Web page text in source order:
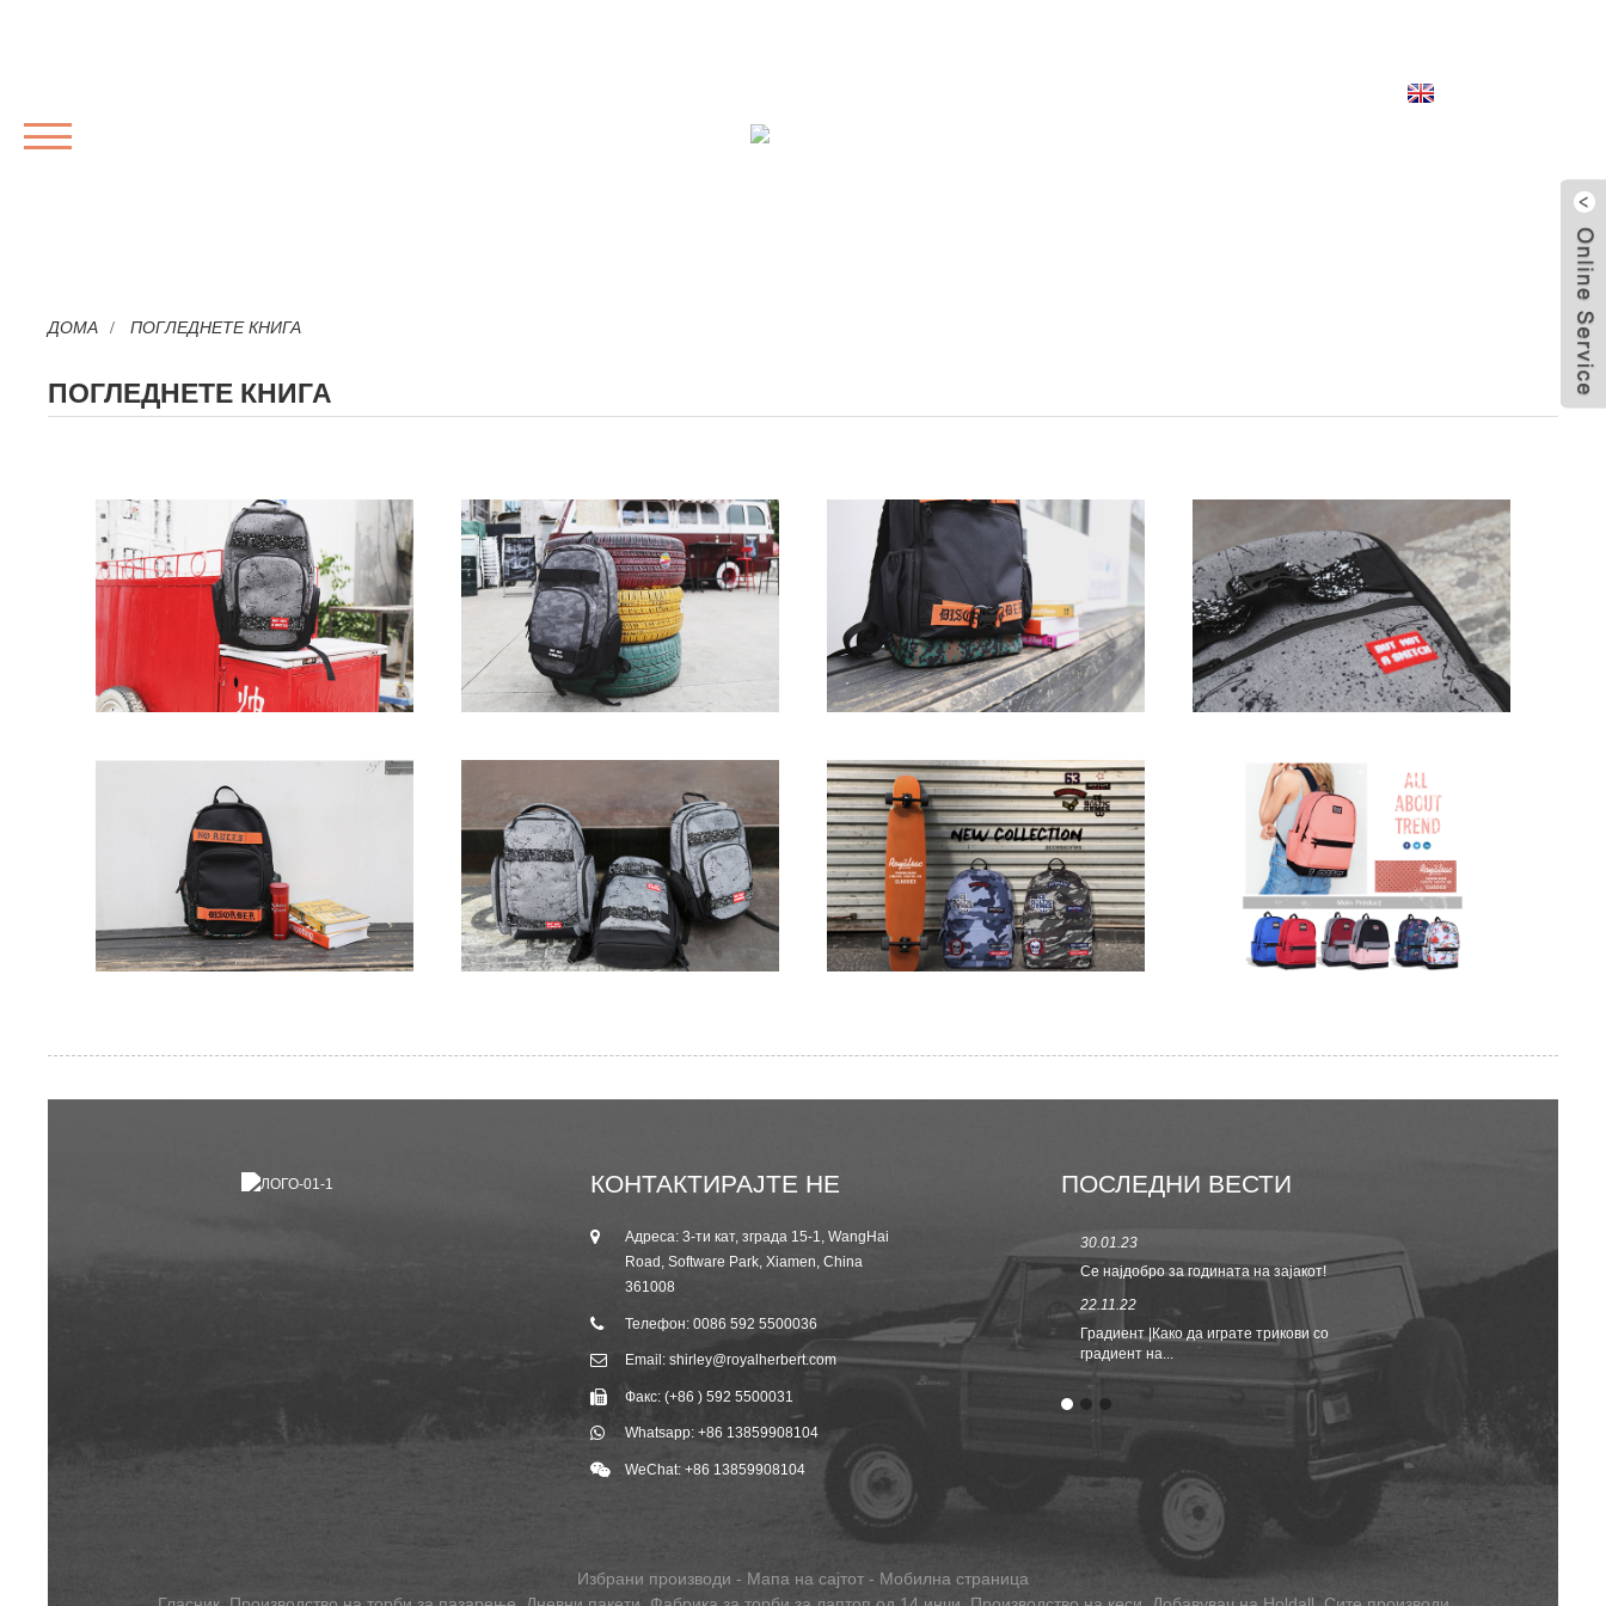
ДОМА ПОГЛЕДНЕТЕ КНИГА
ПОГЛЕДНЕТЕ КНИГА
КОНТАКТИРАЈТЕ НЕ
Адреса: 3-ти кат, зграда 15-1, WangHai
Road, Software Park, Xiamen, China
361008
Телефон: 0086 592 5500036
Email: shirley@royalherbert.com
Факс: (+86 ) 592 5500031
Whatsapp: +86 13859908104
WeChat: +86 13859908104
ПОСЛЕДНИ ВЕСТИ
25.10.19
Покана за саем за есенски кантон 2019
од Р...
30.01.23
Се најдобро за годината на зајакот!
22.11.22
Градиент |Како да играте трикови со
градиент на...
Пролет/лето
Избрани производи - Мапа на сајтот - Мобилна страница